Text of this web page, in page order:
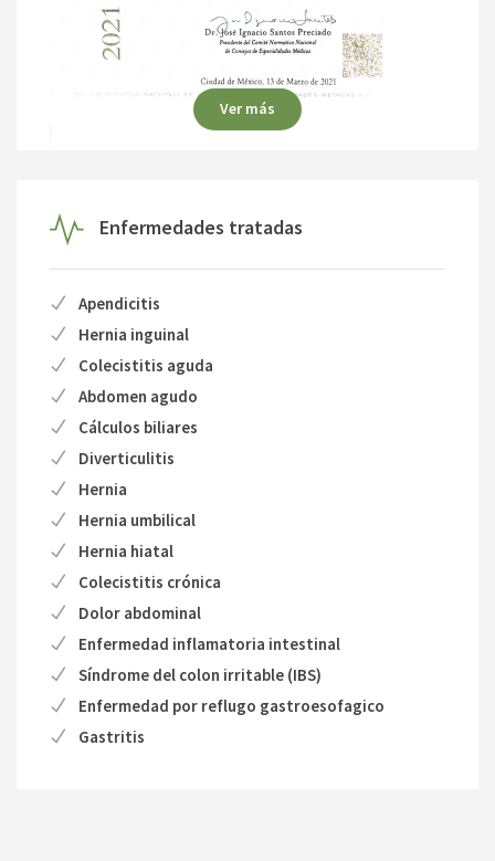
Ver más
Enfermedades tratadas
Apendicitis
Hernia inguinal
Colecistitis aguda
Abdomen agudo
Cálculos biliares
Diverticulitis
Hernia
Hernia umbilical
Hernia hiatal
Colecistitis crónica
Dolor abdominal
Enfermedad inflamatoria intestinal
Síndrome del colon irritable (IBS)
Enfermedad por reflugo gastroesofagico
Gastritis